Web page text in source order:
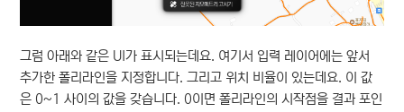
그럼 아래와 같은 UI가 표시되는데요. 여기서 입력 레이어에는 앞서
추가한 폴리라인을 지정합니다. 그리고 위치 비율이 있는데요. 이 값
은 0~1 사이의 값을 갖습니다. 0이면 폴리라인의 시작점을 결과 포인